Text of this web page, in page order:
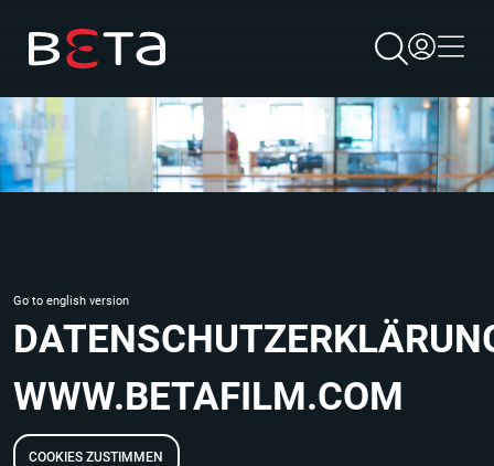
×
Go to english version
WWW.BETAFILM.COM
COOKIES ZUSTIMMEN